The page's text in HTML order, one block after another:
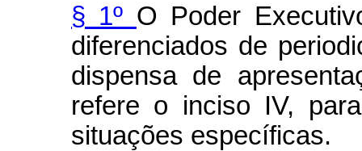
§ 1º O Poder
diferenciados de
dispensa de
refere o inciso IV,
situações específicas.